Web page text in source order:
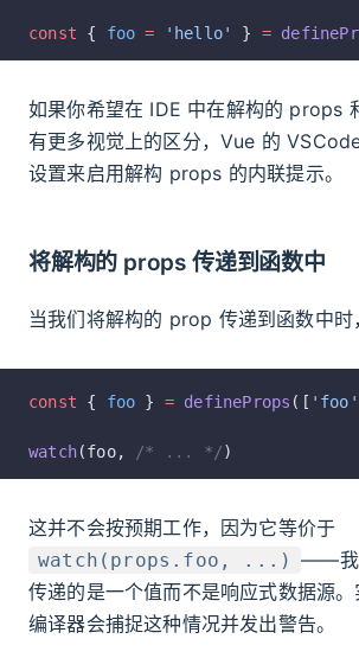
const { foo = 'hello' } =
如果你希望在 IDE 中在解构的 props
有更多视觉上的区分，Vue 的
设置来启用解构 props 的内联提示。
将解构的 props 传递到函数中
当我们将解构的 prop 传递到函数中时
const { foo } = defineProps ([ 'foo'
watch(foo, /* ... */)
这并不会按预期工作，因为它等价于
watch(props.foo, ...) ——我
传递的是一个值而不是响应式数据源
编译器会捕捉这种情况并发出警告。